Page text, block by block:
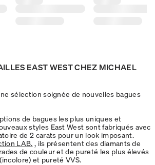
EAST WEST CHEZ MICHAEL
sélection soignée de nouvelles bagues
de bagues les plus uniques et
styles East West sont fabriqués avec
de 2 carats pour un look imposant.
LAB. , ils présentent des diamants de
de couleur et de pureté les plus élevés
et pureté VVS.